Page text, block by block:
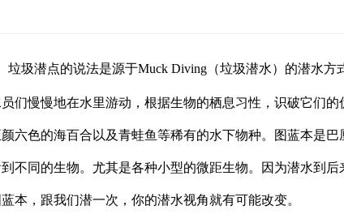
圾潜点的说法是源于Muck Diving（垃圾潜水）的潜水方
们慢慢地在水里游动，根据生物的栖息习性，识破它们
六色的海百合以及青蛙鱼等稀有的水下物种。 图蓝本是
不同的生物。尤其是各种小型的微距生物。因为潜水到
本，跟我们潜一次，你的潜水视角就有可能改变。